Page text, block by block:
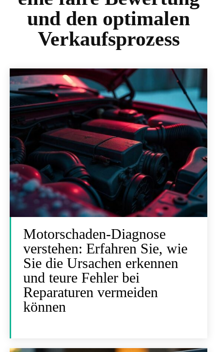
und den optimalen
Verkaufsprozess
Motorschaden-Diagnose
verstehen: Erfahren Sie, wie
Sie die Ursachen erkennen
und teure Fehler bei
Reparaturen vermeiden
können